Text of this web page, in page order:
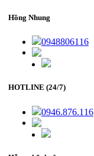
Hồng Nhung
0948806116
HOTLINE (24/7)
0946.876.116